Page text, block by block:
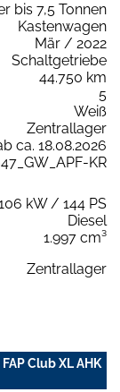
bis 7,5 Tonnen
Kastenwagen
Mär / 2022
Schaltgetriebe
44.750 km
5
Weiß
Zentrallager
ca. 18.08.2026
KR
kW / 144 PS
Diesel
1.997 cm³
Zentrallager
Club XL AHK